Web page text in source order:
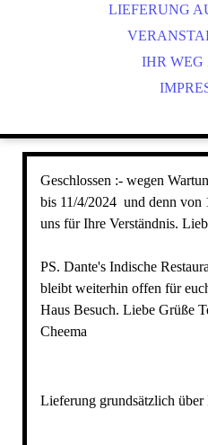
LIEFERUNG
IHR WEG
Geschlossen :- wegen
bis 11/4/2024 und denn von
uns für Ihre Verständnis.
PS. Dante's Indische
bleibt weiterhin offen für
Haus Besuch. Liebe Grüße
Cheema
Lieferung grundsätzlich über